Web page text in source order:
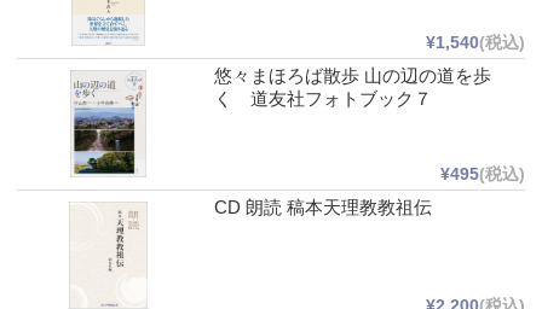
¥1,540(税込)
悠々まほろば散歩 山の辺の道を歩
く 道友社フォトブック７
¥495(税込)
CD 朗読 稿本天理教教祖伝
¥2,200(税込)